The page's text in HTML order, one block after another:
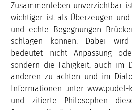
Zusammenleben unverzichtbar
wichtiger ist als Überzeugen
und echte Begegnungen
schlagen können. Dabei
bedeutet nicht Anpassung
sondern die Fähigkeit, auch im
anderen zu achten und im
Informationen unter www.pudel-
und zitierte Philosophen